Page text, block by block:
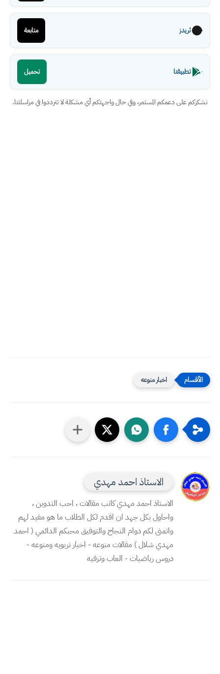
ثريدز متابعة
تطبيقنا تحميل
نشكركم على دعمكم المستمر، وفي حال واجهتكم أي مشكلة لا تترددوا في مراسلتنا.
اخبار منوعه
الاستاذ احمد مهدي
الاستاذ احمد مهدي كاتب مقالات ، احب التدوين ،
واحاول بكل جهد ان اقدم لكل الطلاب ما هو مفيد لهم
واتمنى لكم دوام النجاح والتوفيق محبكم الدائمي ( احمد
مهدي شلال ) مقالات منوعه - اخبار تربويه ومنوعه -
دروس رياضيات - العاب وترفيه